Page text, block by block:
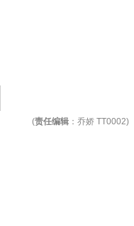
(责任编辑 ：乔娇 TT0002)